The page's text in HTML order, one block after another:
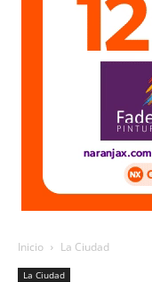
Inicio La Ciudad
La Ciudad